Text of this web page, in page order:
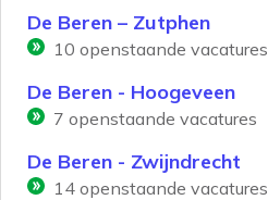
De Beren – Zutphen
10 openstaande vacatures
De Beren - Hoogeveen
7 openstaande vacatures
De Beren - Zwijndrecht
14 openstaande vacatures